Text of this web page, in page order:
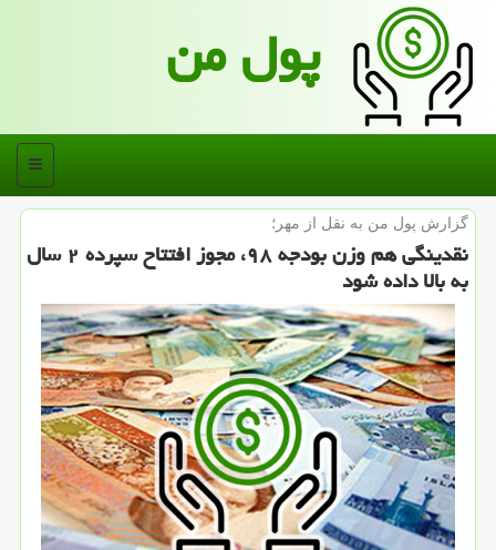
پول من
منو
گزارش پول من به نقل از مهر؛
نقدینگی هم وزن بودجه ۹۸، مجوز افتتاح سپرده ۲ سال
به بالا داده شود